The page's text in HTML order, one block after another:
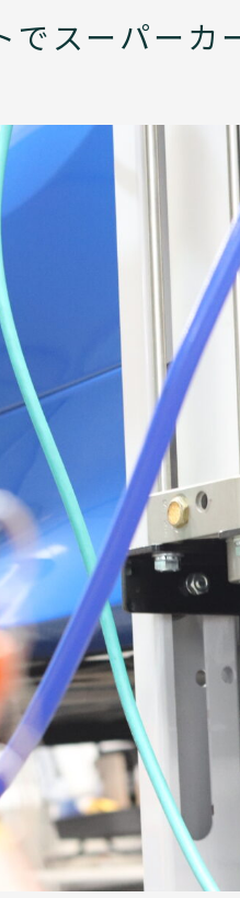
でスーパーカ